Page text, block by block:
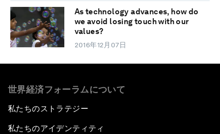
As technology advances, how do
we avoid losing touch with our
values?
2016年12月07日
世界経済フォーラムについて
私たちのストラテジー
私たちのアイデンティティ